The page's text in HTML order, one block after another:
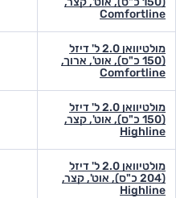
Comfortline
מולטיוואן 2.0 ל' דיזל
(150 כ"ס), אוט', ארוך,
Comfortline
מולטיוואן 2.0 ל' דיזל
(150 כ"ס), אוט', קצר,
Highline
מולטיוואן 2.0 ל' דיזל
(204 כ"ס), אוט', קצר,
Highline